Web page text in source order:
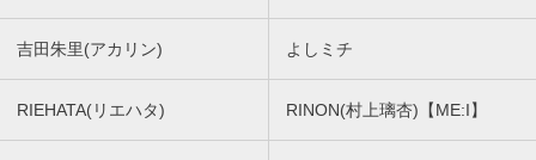
吉田朱里(アカリン) よしミチ
RIEHATA(リエハタ) RINON(村上璃杏)【ME:I】